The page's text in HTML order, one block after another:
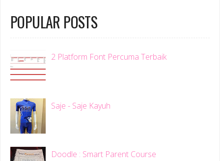
POPULAR POSTS
2 Platform Font Percuma Terbaik
Saje - Saje Kayuh
Doodle : Smart Parent Course